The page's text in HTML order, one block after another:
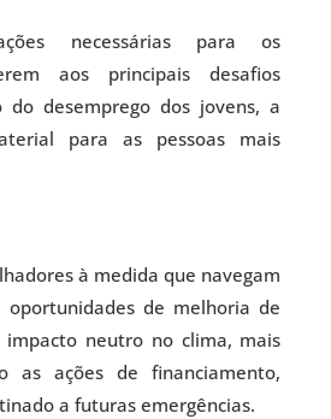
necessárias para os
aos principais desafios
desemprego dos jovens, a
para as pessoas mais
à medida que navegam
de melhoria de
impacto neutro no clima, mais
as ações de financiamento,
a futuras emergências.